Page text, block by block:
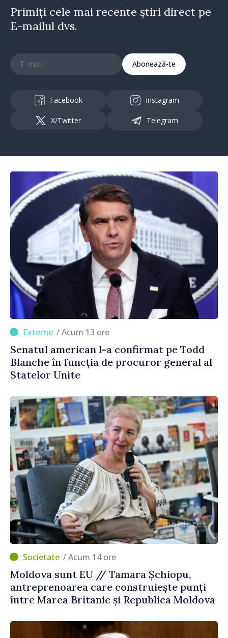
Primiți cele mai recente știri direct pe
E-mailul dvs.
Abonează-te
Facebook Instagram
X/Twitter Telegram
/ Acum 13 ore
Senatul american l-a confirmat pe Todd
Blanche în funcția de procuror general al
Statelor Unite
/ Acum 14 ore
Moldova sunt EU // Tamara Șchiopu,
antreprenoarea care construiește punți
între Marea Britanie și Republica Moldova